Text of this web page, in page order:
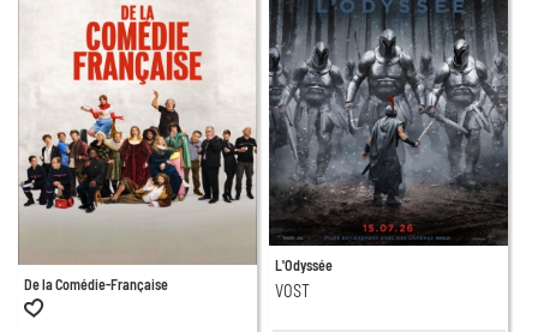
De la Comédie-Française
L'Odyssée
VOST